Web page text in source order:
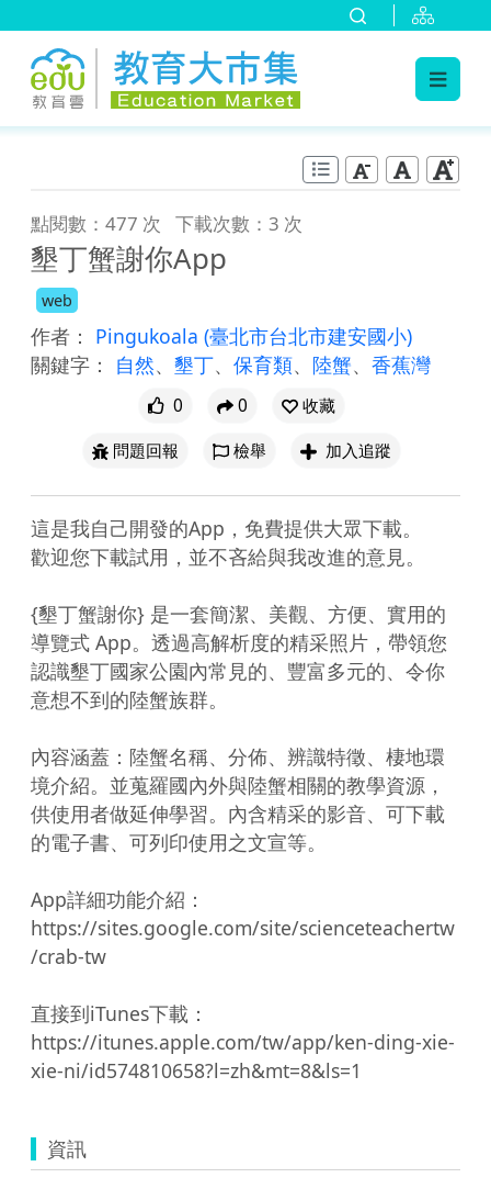
點閱數：477 次 下載次數：3 次
墾丁蟹謝你App
web
作者： Pingukoala (臺北市台北市建安國小)
關鍵字：
自然、 墾丁、 保育類、 陸蟹、 香蕉灣
0 0
收藏
問題回報
檢舉 加入追蹤
這是我自己開發的App，免費提供大眾下載。
歡迎您下載試用，並不吝給與我改進的意見。
{墾丁蟹謝你} 是一套簡潔、美觀、方便、實用的
導覽式 App。透過高解析度的精采照片，帶領您
認識墾丁國家公園內常見的、豐富多元的、令你
意想不到的陸蟹族群。
內容涵蓋：陸蟹名稱、分佈、辨識特徵、棲地環
境介紹。並蒐羅國內外與陸蟹相關的教學資源，
供使用者做延伸學習。內含精采的影音、可下載
的電子書、可列印使用之文宣等。
App詳細功能介紹：
https://sites.google.com/site/scienceteachertw
/crab-tw
直接到iTunes下載：
https://itunes.apple.com/tw/app/ken-ding-xie-
xie-ni/id574810658?l=zh&mt=8&ls=1
資訊